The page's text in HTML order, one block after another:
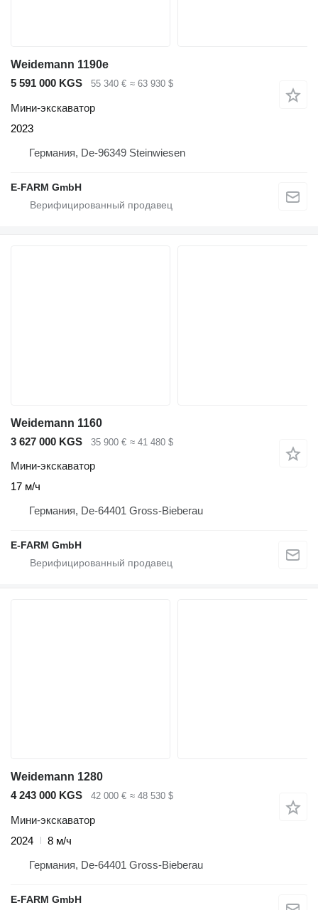
Weidemann 1190e
5 591 000 KGS
55 340 € ≈ 63 930 $
Мини-экскаватор
2023
Германия, De-96349 Steinwiesen
E-FARM GmbH
Weidemann 1160
3 627 000 KGS
35 900 € ≈ 41 480 $
Мини-экскаватор
17 м/ч
Германия, De-64401 Gross-Bieberau
E-FARM GmbH
Weidemann 1280
4 243 000 KGS
42 000 € ≈ 48 530 $
Мини-экскаватор
2024
8 м/ч
Германия, De-64401 Gross-Bieberau
E-FARM GmbH